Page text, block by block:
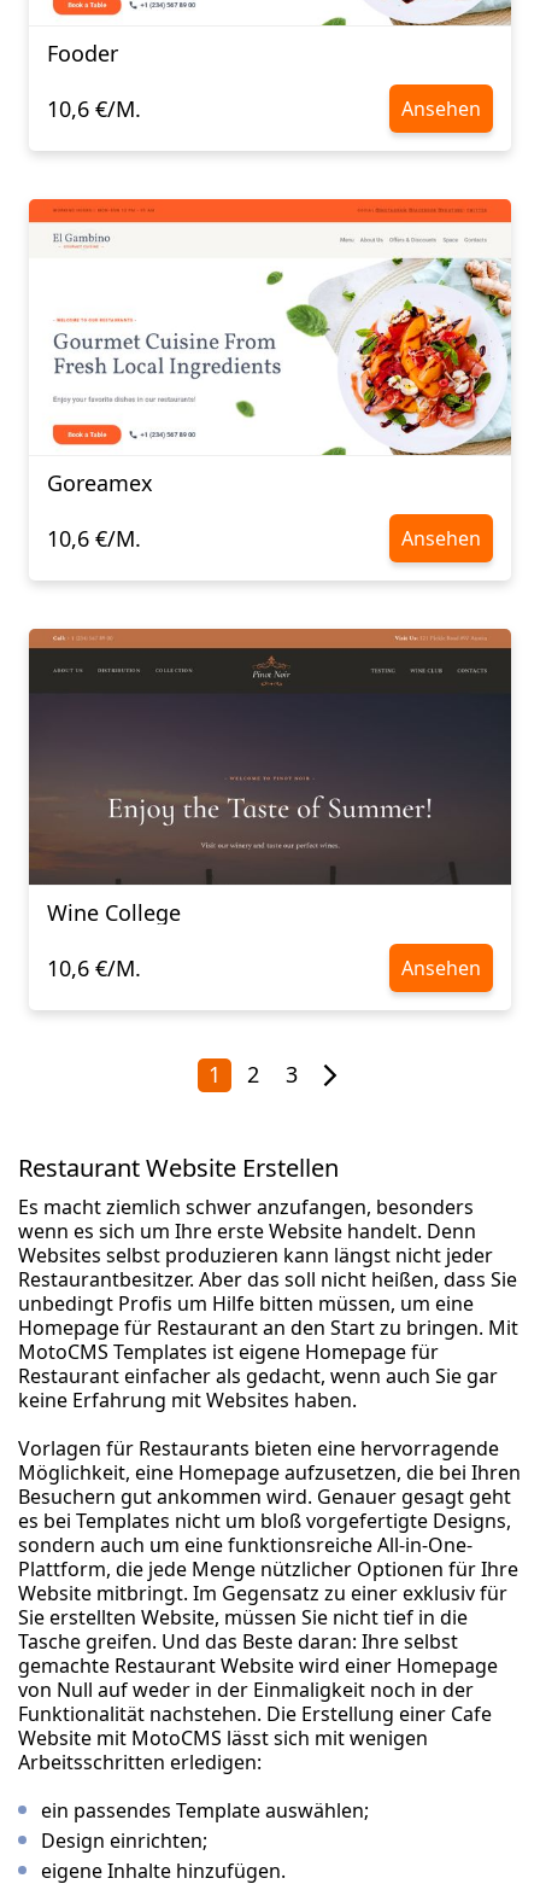
Fooder
10,6 €/M.
Ansehen
Goreamex
10,6 €/M.
Ansehen
Wine College
10,6 €/M.
Ansehen
1 2 3
Restaurant Website Erstellen
Es macht ziemlich schwer anzufangen, besonders
wenn es sich um Ihre erste Website handelt. Denn
Websites selbst produzieren kann längst nicht jeder
Restaurantbesitzer. Aber das soll nicht heißen, dass Sie
unbedingt Profis um Hilfe bitten müssen, um eine
Homepage für Restaurant an den Start zu bringen. Mit
MotoCMS Templates ist eigene Homepage für
Restaurant einfacher als gedacht, wenn auch Sie gar
keine Erfahrung mit Websites haben.
Vorlagen für Restaurants bieten eine hervorragende
Möglichkeit, eine Homepage aufzusetzen, die bei Ihren
Besuchern gut ankommen wird. Genauer gesagt geht
es bei Templates nicht um bloß vorgefertigte Designs,
sondern auch um eine funktionsreiche All-in-One-
Plattform, die jede Menge nützlicher Optionen für Ihre
Website mitbringt. Im Gegensatz zu einer exklusiv für
Sie erstellten Website, müssen Sie nicht tief in die
Tasche greifen. Und das Beste daran: Ihre selbst
gemachte Restaurant Website wird einer Homepage
von Null auf weder in der Einmaligkeit noch in der
Funktionalität nachstehen. Die Erstellung einer Cafe
Website mit MotoCMS lässt sich mit wenigen
Arbeitsschritten erledigen:
ein passendes Template auswählen;
Design einrichten;
eigene Inhalte hinzufügen.